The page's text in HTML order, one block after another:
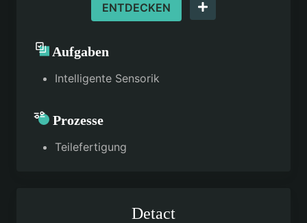
ENTDECKEN
Aufgaben
Intelligente Sensorik
Prozesse
Teilefertigung
Detact